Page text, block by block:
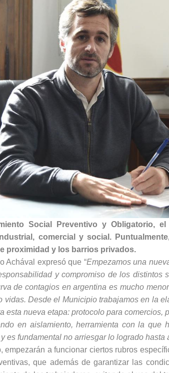
Social Preventivo y Obligatorio,
comercial y social.
proximidad y los barrios privados.
Achával expresó que “Empezamos una
y compromiso de los distintos
de contagios en argentina es mucho
vidas. Desde el Municipio trabajamos en la
esta nueva etapa: protocolo para comercios,
en aislamiento, herramienta con la que
es fundamental no arriesgar lo logrado hasta
empezarán a funcionar ciertos rubros
que además de garantizar las